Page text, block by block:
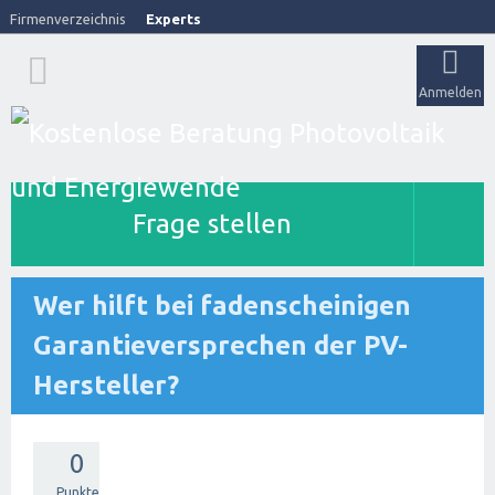
Firmenverzeichnis Experts
Anmelden
Frage stellen
Wer hilft bei fadenscheinigen
Garantieversprechen der PV-
Hersteller?
0